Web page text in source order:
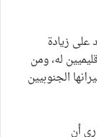
زيادة
له، ومن
الجنوبيين
أن